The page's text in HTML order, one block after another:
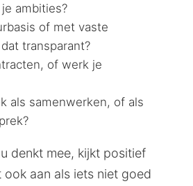
ambities?
of met vaste
transparant?
of werk je
als samenwerken, of als
denkt mee, kijkt positief
aan als iets niet goed